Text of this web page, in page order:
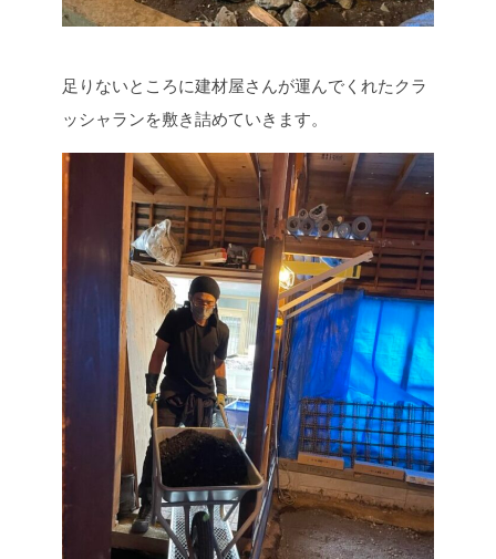
足りないところに建材屋さんが運んでくれたクラ
ッシャランを敷き詰めていきます。